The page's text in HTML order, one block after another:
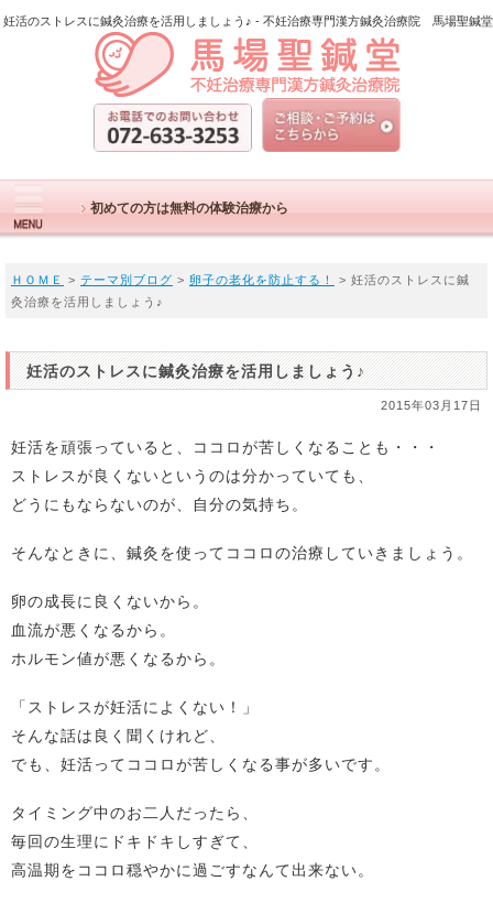
妊活のストレスに鍼灸治療を活用しましょう♪ - 不妊治療専門漢方鍼灸治療院 馬場聖鍼堂
初めての方は無料の体験治療から
ＨＯＭＥ > テーマ別ブログ > 卵子の老化を防止する！
> 妊活のストレスに鍼
灸治療を活用しましょう♪
妊活のストレスに鍼灸治療を活用しましょう♪
2015年03月17日
妊活を頑張っていると、ココロが苦しくなることも・・・
ストレスが良くないというのは分かっていても、
どうにもならないのが、自分の気持ち。
そんなときに、鍼灸を使ってココロの治療していきましょう。
卵の成長に良くないから。
血流が悪くなるから。
ホルモン値が悪くなるから。
「ストレスが妊活によくない！」
そんな話は良く聞くけれど、
でも、妊活ってココロが苦しくなる事が多いです。
タイミング中のお二人だったら、
毎回の生理にドキドキしすぎて、
高温期をココロ穏やかに過ごすなんて出来ない。